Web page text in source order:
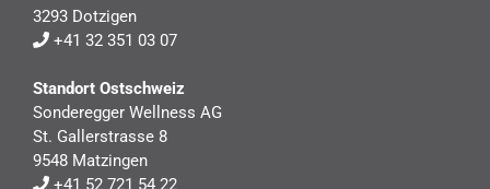
3293 Dotzigen
+41 32 351 03 07
Standort Ostschweiz
Sonderegger Wellness AG
St. Gallerstrasse 8
9548 Matzingen
+41 52 721 54 22